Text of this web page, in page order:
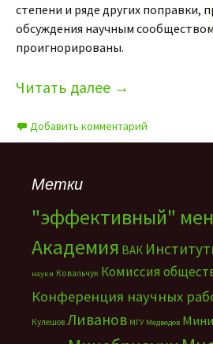
степени и ряде других поправки,
обсуждения научным
проигнорированы.
Читать далее →
Добавить комментарий
Метки
"эффективный"
Академия ВАК
науки Ковальчук Комиссия
Конференция научных
Кулешов Ливанов МГУ Медведев